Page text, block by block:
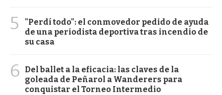
5
"Perdí todo": el conmovedor pedido de ayuda
de una periodista deportiva tras incendio de
su casa
6
Del ballet a la eficacia: las claves de la
goleada de Peñarol a Wanderers para
conquistar el Torneo Intermedio